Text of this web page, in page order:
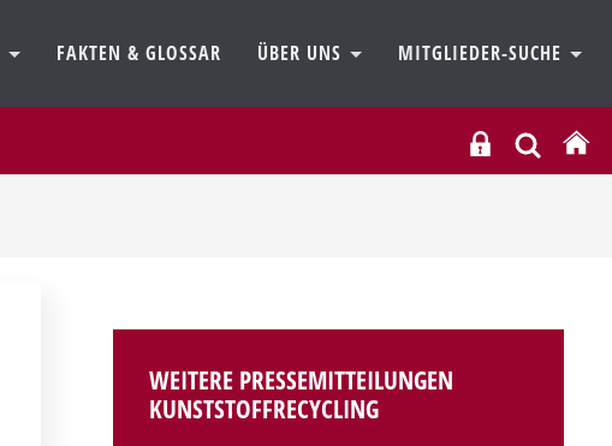
FAKTEN & GLOSSAR ÜBER UNS MITGLIEDER-SUCHE
WEITERE PRESSEMITTEILUNGEN
KUNSTSTOFFRECYCLING